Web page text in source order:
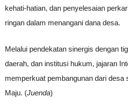
kehati-hatian, dan penyelesaian
ringan dalam menangani dana desa.
Melalui pendekatan sinergis dengan
daerah, dan institusi hukum, jajaran
memperkuat pembangunan dari desa
Maju. (Juenda)